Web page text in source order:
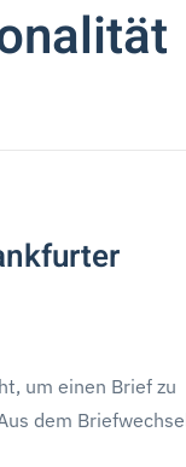
um einen Brief zu
dem